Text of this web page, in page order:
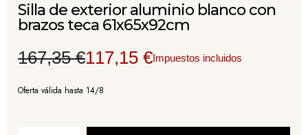
Silla de exterior aluminio blanco con
brazos teca 61x65x92cm
167,35 €117,15 €Impuestos incluidos
Oferta válida hasta 14/8